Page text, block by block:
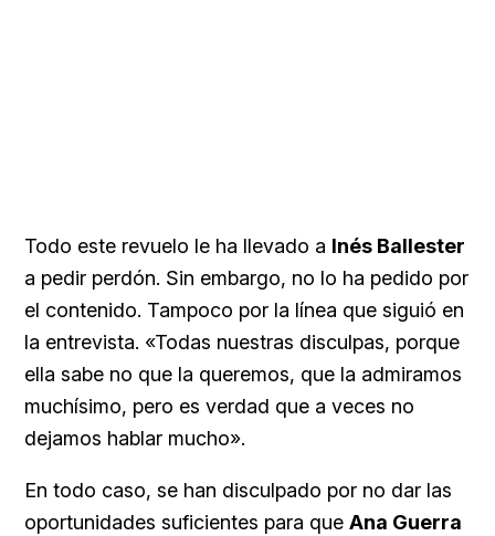
Todo este revuelo le ha llevado a Inés Ballester
a pedir perdón. Sin embargo, no lo ha pedido por
el contenido. Tampoco por la línea que siguió en
la entrevista. «Todas nuestras disculpas, porque
ella sabe no que la queremos, que la admiramos
muchísimo, pero es verdad que a veces no
dejamos hablar mucho».
En todo caso, se han disculpado por no dar las
oportunidades suficientes para que Ana Guerra